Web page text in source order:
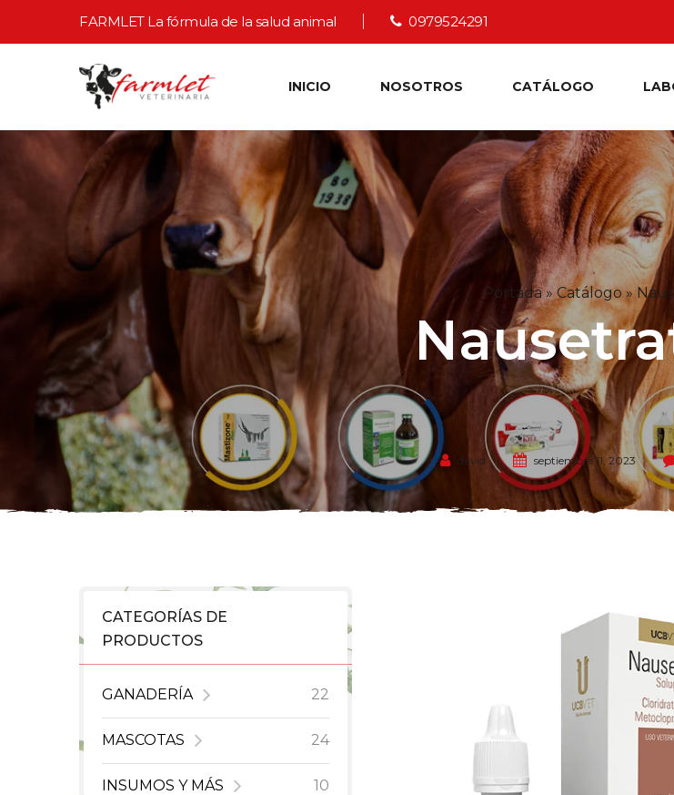
FARMLET La fórmula de la salud animal 0979524291
INICIO NOSOTROS CATÁLOGO
Portada»Catálogo»
david septiembre 11, 2023
CATEGORÍAS DE
PRODUCTOS
GANADERÍA 22
MASCOTAS 24
INSUMOS Y MÁS 10